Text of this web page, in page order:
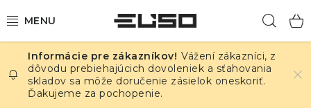
na
ELEKTRINA
TEPLOTA A VLHKOSŤ
Vážení zákazníci, z
dôvodu prebiehajúcich dovoleniek a sťahovania
skladov sa môže doručenie zásielok oneskoriť.
Ďakujeme za pochopenie.